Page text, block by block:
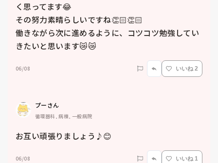
く思ってます😂
その努力素晴らしいですね👏🏻👏🏻
働きながら次に進めるように、コツコツ勉強してい
きたいと思います😿😿
06/08 いいね 2
プーさん
循環器科, 病棟, 一般病院
お互い頑張りましょう♪😊
06/08 いいね 1